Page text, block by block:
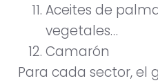
Aceites de
vegetales…
Camarón
Para cada sector, el